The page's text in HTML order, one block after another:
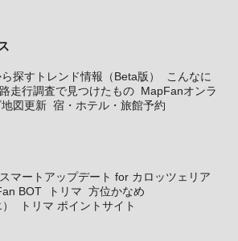
探すトレンド情報（Beta版）
こんなに
走行調査で見つけたもの MapFanオンラ
図更新 宿・ホテル・旅館予約
スマートアップデート for カロッツェリア
BOT トリマ 方位かなめ
トリマ ポイントサイト